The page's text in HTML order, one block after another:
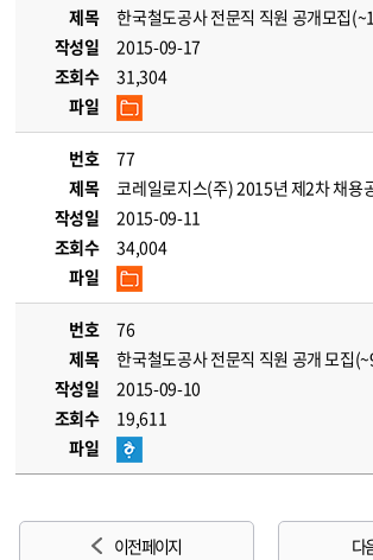
제목
한국철도공사 전문직 직원 공개모집
작성일
2015-09-17
조회수
31,304
파일
번호
77
제목
코레일로지스(주) 2015년 제2차 채용
작성일
2015-09-11
조회수
34,004
파일
번호
76
제목
한국철도공사 전문직 직원 공개 모집
작성일
2015-09-10
조회수
19,611
파일
이전 페이지 다